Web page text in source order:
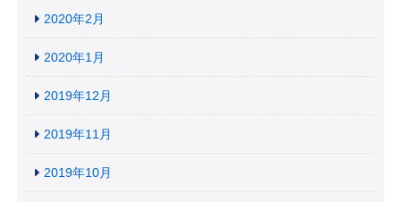
2020年2月
2020年1月
2019年12月
2019年11月
2019年10月